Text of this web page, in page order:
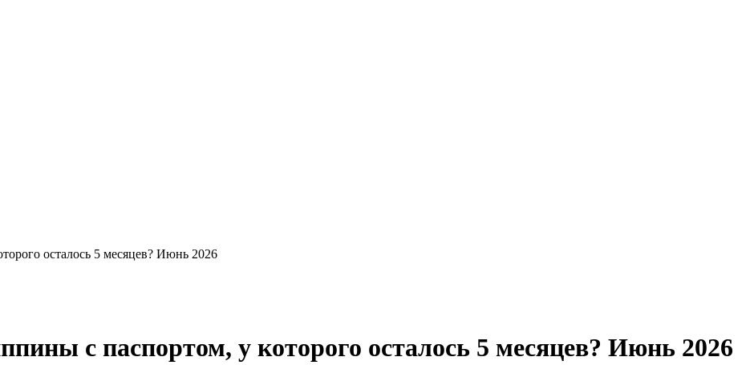
осталось 5 месяцев? Июнь 2026
с паспортом, у которого осталось 5 месяцев? Июнь 2026